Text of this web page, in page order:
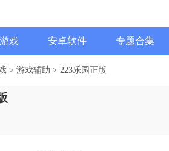
戏 安卓软件 专题合集
> 游戏辅助 > 223乐园正版